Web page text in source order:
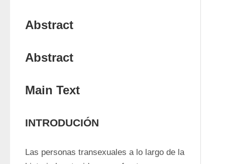
Abstract
Abstract
Main Text
INTRODUCIÓN
Las personas transexuales a lo largo de la